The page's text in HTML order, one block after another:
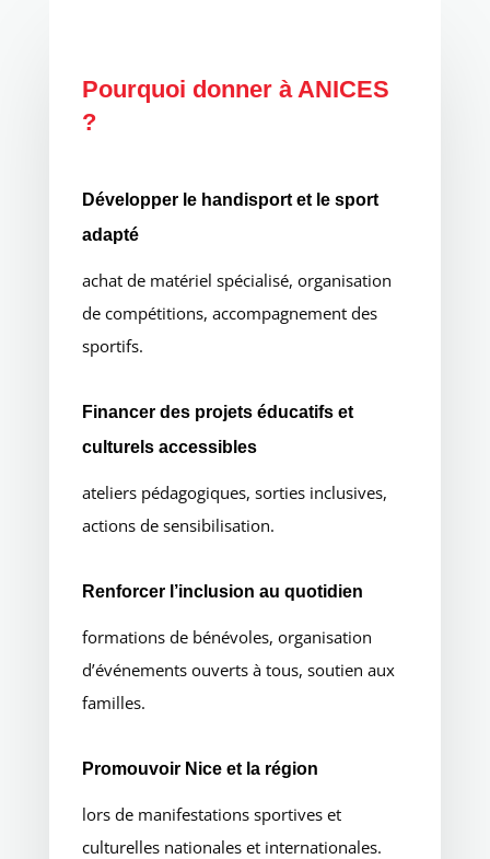
Pourquoi donner à ANICES
?
Développer le handisport et le sport
adapté
achat de matériel spécialisé, organisation
de compétitions, accompagnement des
sportifs.
Financer des projets éducatifs et
culturels accessibles
ateliers pédagogiques, sorties inclusives,
actions de sensibilisation.
Renforcer l’inclusion au quotidien
formations de bénévoles, organisation
d’événements ouverts à tous, soutien aux
familles.
Promouvoir Nice et la région
lors de manifestations sportives et
culturelles nationales et internationales.